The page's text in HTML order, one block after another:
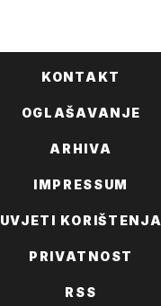
KONTAKT
OGLAŠAVANJE
ARHIVA
IMPRESSUM
UVJETI KORIŠTENJA
PRIVATNOST
RSS